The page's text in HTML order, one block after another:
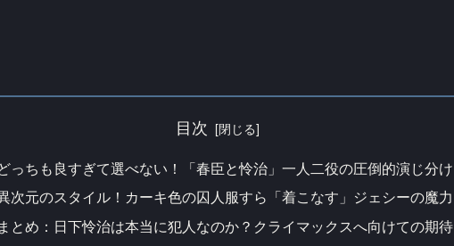
目次
っちも良すぎて選べない！「春臣と怜治」一人二役の圧倒的演じ分け
次元のスタイル！カーキ色の囚人服すら「着こなす」ジェシーの魔力
まとめ：日下怜治は本当に犯人なのか？クライマックスへ向けての期待